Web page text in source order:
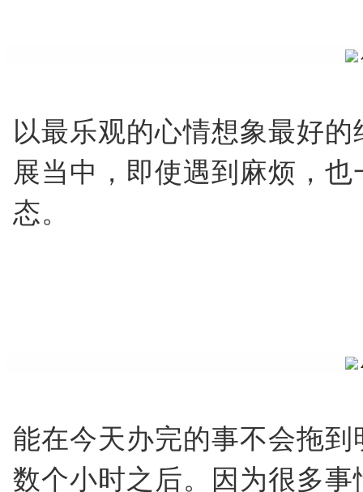
以最乐观的心情想象最好
展当中，即使遇到麻烦，
态。
能在今天办完的事不会拖
数个小时之后。因为很多